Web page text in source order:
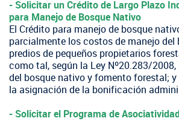
​- Solicitar un Crédito de Largo Plazo
para Manejo de Bosque Nativo
El Crédito para manejo de bosque
parcialmente los costos de manejo del
predios de pequeños propietarios
como tal, según la Ley Nº20.283/
del bosque nativo y fomento forestal;
la asignación de la bonificación
- Solicitar el Programa de